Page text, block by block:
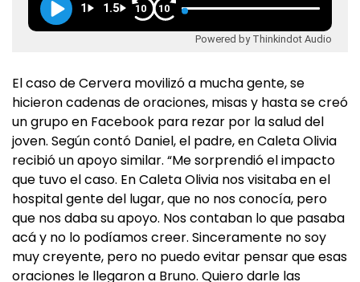
1 1.5 10 10
Powered by Thinkindot Audio
El caso de Cervera movilizó a mucha gente, se
hicieron cadenas de oraciones, misas y hasta se creó
un grupo en Facebook para rezar por la salud del
joven. Según contó Daniel, el padre, en Caleta Olivia
recibió un apoyo similar. “Me sorprendió el impacto
que tuvo el caso. En Caleta Olivia nos visitaba en el
hospital gente del lugar, que no nos conocía, pero
que nos daba su apoyo. Nos contaban lo que pasaba
acá y no lo podíamos creer. Sinceramente no soy
muy creyente, pero no puedo evitar pensar que esas
oraciones le llegaron a Bruno. Quiero darle las